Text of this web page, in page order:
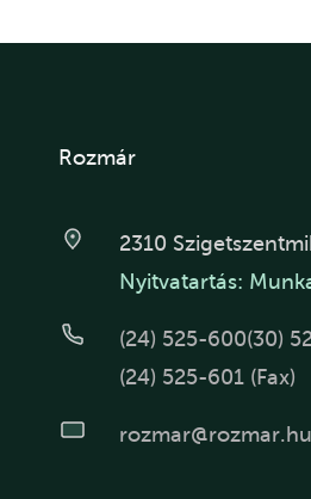
Rozmár
2310
Nyitvatartás:
(24) 525-600(30)
(24) 525-601 (Fax)
rozmar@rozmar.hu